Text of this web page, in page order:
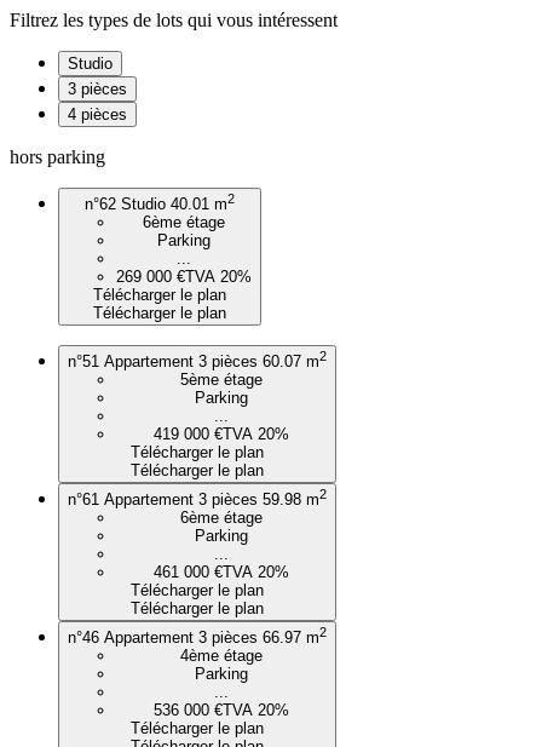
Filtrez les types de lots qui vous intéressent
Studio
3 pièces
4 pièces
hors parking
n°62 Studio 40.01 m2
6ème étage
Parking
...
269 000 €TVA 20%
Télécharger le plan
Télécharger le plan
n°51 Appartement 3 pièces 60.07 m2
5ème étage
Parking
...
419 000 €TVA 20%
Télécharger le plan
Télécharger le plan
n°61 Appartement 3 pièces 59.98 m2
6ème étage
Parking
...
461 000 €TVA 20%
Télécharger le plan
Télécharger le plan
n°46 Appartement 3 pièces 66.97 m2
4ème étage
Parking
...
536 000 €TVA 20%
Télécharger le plan